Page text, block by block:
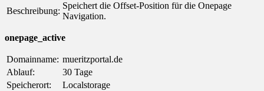
Beschreibung:
Speichert die Offset-Position für die Onepage
Navigation.
onepage_active
Domainname: mueritzportal.de
Ablauf:
30 Tage
Speicherort:
Localstorage